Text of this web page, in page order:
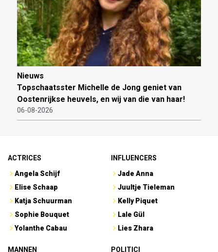
Nieuws
Topschaatsster Michelle de Jong geniet van
Oostenrijkse heuvels, en wij van die van haar!
06-08-2026
ACTRICES
Angela Schijf
Elise Schaap
Katja Schuurman
Sophie Bouquet
Yolanthe Cabau
INFLUENCERS
Jade Anna
Juultje Tieleman
Kelly Piquet
Lale Gül
Lies Zhara
MANNEN
POLITICI